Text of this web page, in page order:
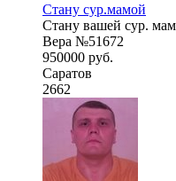
Стану сур.мамой
Стану вашей сур.
Вера №51672
950000 руб.
Саратов
2662